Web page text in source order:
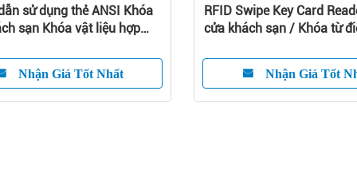
Điều khiển từ xa Khóa cửa khách
sạn Dịch vụ OEM WiFi thông minh
Nhận Giá Tốt Nhất
Keyless Electric
sạn Khóa cửa
Nhận